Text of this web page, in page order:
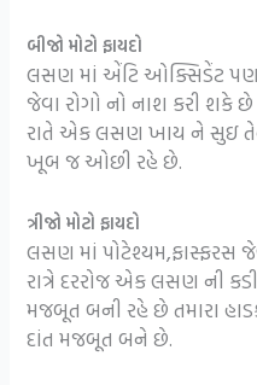
બીજો મોટો ફાયદો
લસણ માં એંટિ ઓક્સિડેંટ
જેવા રોગો નો નાશ કરી શકે
રાતે એક લસણ ખાય ને સુઇ
ખૂબ જ ઓછી રહે છે.
ત્રીજો મોટો ફાયદો
લસણ માં પોટેશ્યમ,ફાસ્ફરસ
રાત્રે દરરોજ એક લસણ ની
મજબૂત બની રહે છે તમારા
દાંત મજબૂત બને છે.